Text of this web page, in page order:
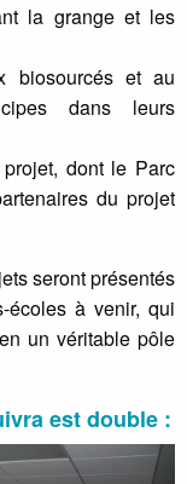
la grange et les
biosourcés et au
dans leurs
dont le Parc
du projet
seront présentés
écoles à venir, qui
un véritable pôle
est double :